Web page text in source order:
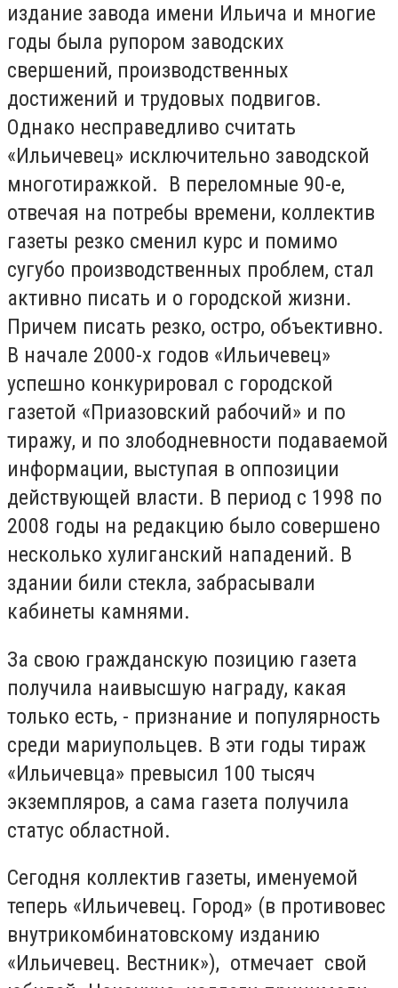
издание завода имени Ильича и многие
годы была рупором заводских
свершений, производственных
достижений и трудовых подвигов.
Однако несправедливо считать
«Ильичевец» исключительно заводской
многотиражкой. В переломные 90-е,
отвечая на потребы времени, коллектив
газеты резко сменил курс и помимо
сугубо производственных проблем, стал
активно писать и о городской жизни.
Причем писать резко, остро, объективно.
В начале 2000-х годов «Ильичевец»
успешно конкурировал с городской
газетой «Приазовский рабочий» и по
тиражу, и по злободневности подаваемой
информации, выступая в оппозиции
действующей власти. В период с 1998 по
2008 годы на редакцию было совершено
несколько хулиганский нападений. В
здании били стекла, забрасывали
кабинеты камнями.
За свою гражданскую позицию газета
получила наивысшую награду, какая
только есть, - признание и популярность
среди мариупольцев. В эти годы тираж
«Ильичевца» превысил 100 тысяч
экземпляров, а сама газета получила
статус областной.
Сегодня коллектив газеты, именуемой
теперь «Ильичевец. Город» (в противовес
внутрикомбинатовскому изданию
«Ильичевец. Вестник»), отмечает свой